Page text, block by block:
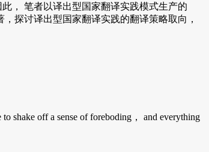
， 笔者以译出型国家翻译实践模式生产的
探讨译出型国家翻译实践的翻译策略取向，
shake off a sense of foreboding， and everything